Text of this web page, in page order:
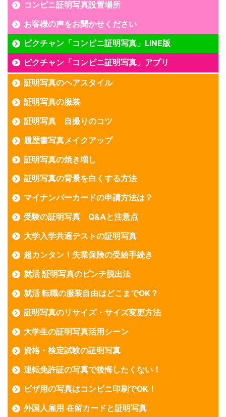
コンビニ証明写真設置場所
お客様の声をお聞かせください
ピクチャン「コンビニ証明写真」LINE版
ピクチャン「コンビニ証明写真」アプリ
証明写真のヘアスタイル
証明写真の服装
証明写真 自撮りのコツ
履歴書写真メイクアップ
証明写真の焼き増し
証明写真の背景を白くする方法
マイナンバーカードの申請方法は？
受験の証明写真 Q&Aと注意点
大学入学共通テストの証明写真
超カンタン！失業保険の受給手続き
就活 証明写真のピンチ脱出法
就活 転職の服装自由はどこまでOK？
証明写真のリサイズ・サイズ変更方法
大学生の証明写真活用シーン
資格・検定試験の証明写真
運転免許証の写真で後悔したくない！
ビザ用の写真はコンビニ印刷でOK！
外国人雇用 在留カードと証明写真